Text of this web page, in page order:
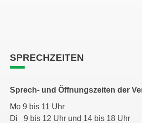
SPRECHZEITEN
Sprech- und Öffnungszeiten der
Mo 9 bis 11 Uhr
Di 9 bis 12 Uhr und 14 bis 18